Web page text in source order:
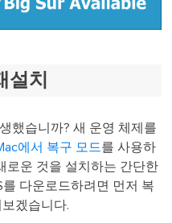
설치
했습니까? 새 운영 체제를
에서 복구 모드를 사용하
로운 것을 설치하는 간단한
다운로드하려면 먼저 복
겠습니다.